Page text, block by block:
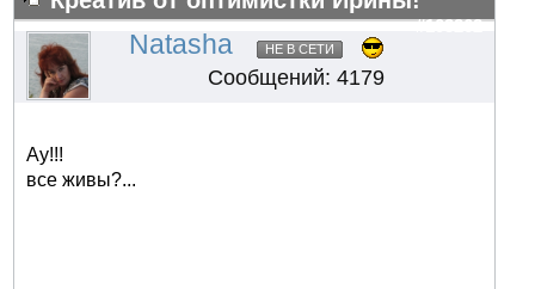
#103262
Natasha НЕ В СЕТИ
Сообщений: 4179
Ау!!!
все живы?...